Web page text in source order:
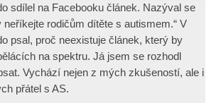
sdílel na Facebooku článek. Nazýval se
neříkejte rodičům dítěte s autismem.“ V
psal, proč neexistuje článek, který by
na spektru. Já jsem se rozhodl
Vychází nejen z mých zkušeností, ale i
přátel s AS.